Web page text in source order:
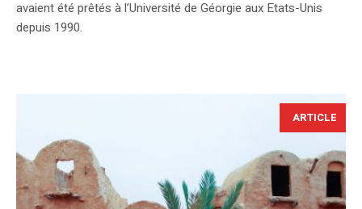
avaient été prêtés à l’Université de Géorgie aux Etats-Unis
depuis 1990.
ARTICLE